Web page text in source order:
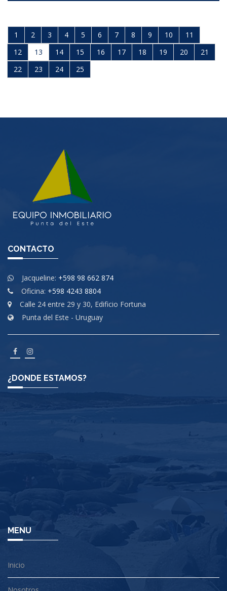
1 2 3 4 5 6 7 8 9 10
11
12
13 14 15 16 17 18 19 20
21
22
23 24 25
CONTACTO
Jacqueline: +598 98 662 874
Oficina: +598 4243 8804
Calle 24 entre 29 y 30, Edificio Fortuna
Punta del Este - Uruguay
¿DONDE ESTAMOS?
MENU
Inicio